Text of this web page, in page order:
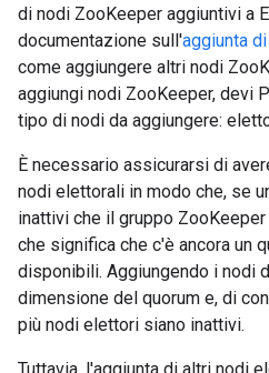
di nodi ZooKeeper aggiuntivi a
documentazione sull'aggiunta
come aggiungere altri nodi
aggiungi nodi ZooKeeper, devi
tipo di nodi da aggiungere:
È necessario assicurarsi di
nodi elettorali in modo che, se
inattivi che il gruppo
che significa che c'è ancora un
disponibili. Aggiungendo i nodi
dimensione del quorum e, di
più nodi elettori siano inattivi.